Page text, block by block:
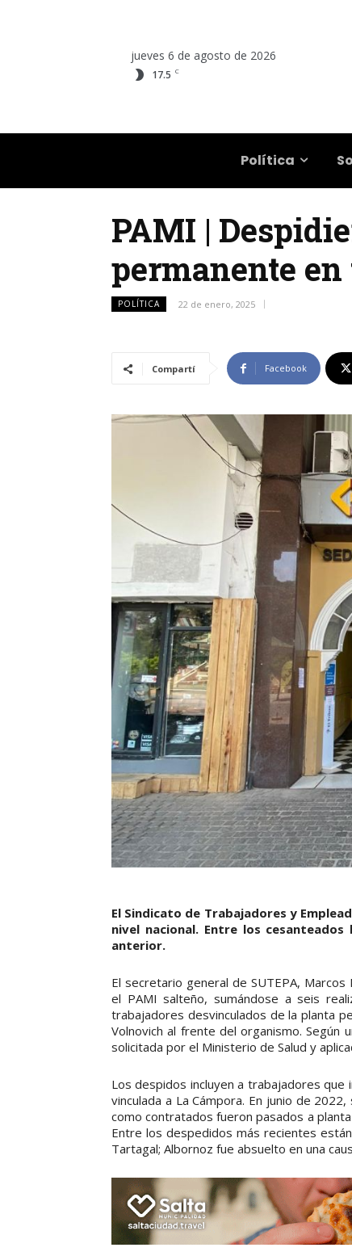
jueves 6 de agosto de 2026
17.5 C
Política
PAMI |
permanente en
POLÍTICA 22 de enero, 2025
Compartí Facebook
El Sindicato de Trabajadores y
nivel nacional. Entre los
anterior.
El secretario general de SUTEPA,
el PAMI salteño, sumándose a seis
trabajadores desvinculados de la planta
Volnovich al frente del organismo. Según
solicitada por el Ministerio de Salud y
Los despidos incluyen a trabajadores
vinculada a La Cámpora. En junio de
como contratados fueron pasados a
Entre los despedidos más recientes
Tartagal; Albornoz fue absuelto en una